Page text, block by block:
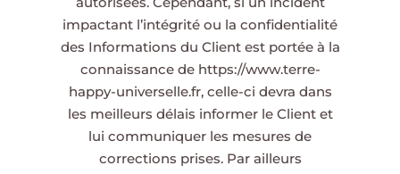
impactant l’intégrité ou la confidentialité
des Informations du Client est portée à la
connaissance de https://www.terre-
happy-universelle.fr, celle-ci devra dans
les meilleurs délais informer le Client et
lui communiquer les mesures de
corrections prises. Par ailleurs